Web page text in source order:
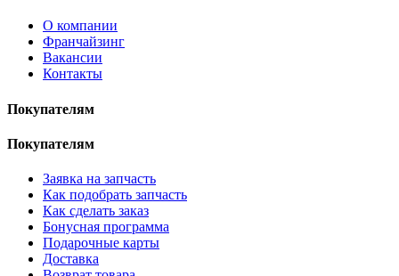
О компании
Франчайзинг
Вакансии
Контакты
Покупателям
Покупателям
Заявка на запчасть
Как подобрать запчасть
Как сделать заказ
Бонусная программа
Подарочные карты
Доставка